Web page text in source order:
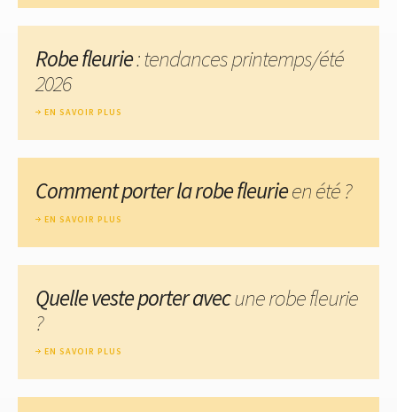
Robe fleurie: tendances printemps/été
2026
EN SAVOIR PLUS
Comment porter la robe fleurieen été ?
EN SAVOIR PLUS
Quelle veste porter avecune robe fleurie
?
EN SAVOIR PLUS